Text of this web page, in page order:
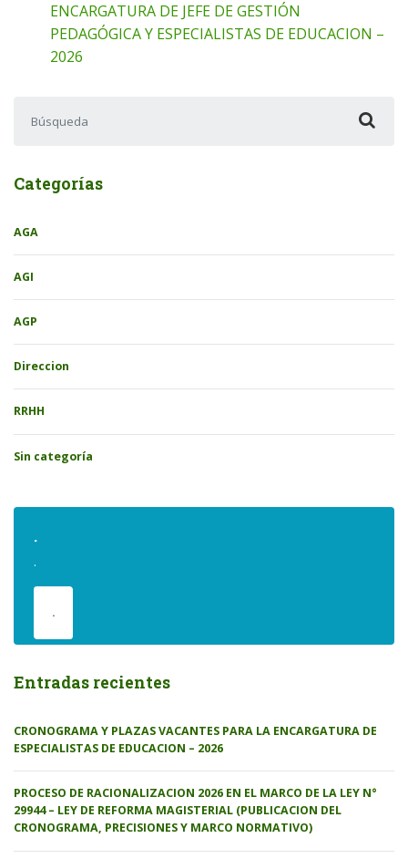
ENCARGATURA DE JEFE DE GESTIÓN
PEDAGÓGICA Y ESPECIALISTAS DE EDUCACION –
2026
Categorías
AGA
AGI
AGP
Direccion
RRHH
Sin categoría
.
.
.
Entradas recientes
CRONOGRAMA Y PLAZAS VACANTES PARA LA ENCARGATURA DE
ESPECIALISTAS DE EDUCACION – 2026
PROCESO DE RACIONALIZACION 2026 EN EL MARCO DE LA LEY N°
29944 – LEY DE REFORMA MAGISTERIAL (PUBLICACION DEL
CRONOGRAMA, PRECISIONES Y MARCO NORMATIVO)